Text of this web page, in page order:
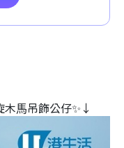
⾺吊飾公仔✨↓